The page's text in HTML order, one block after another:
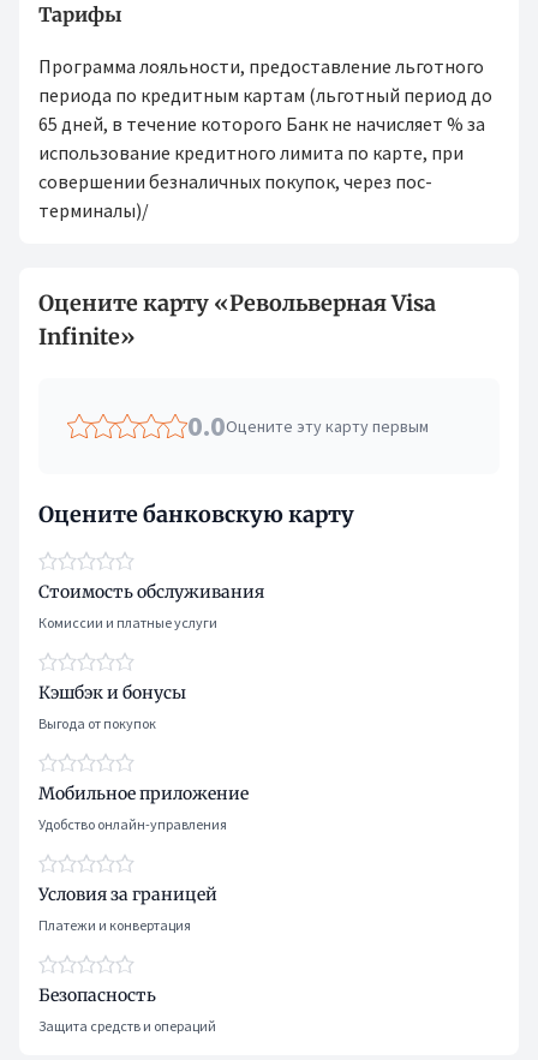
Тарифы
Программа лояльности, предоставление льготного
периода по кредитным картам (льготный период до
65 дней, в течение которого Банк не начисляет % за
использование кредитного лимита по карте, при
совершении безналичных покупок, через пос-
терминалы)/
Оцените карту «Револьверная Visa
Infinite»
0.0Оцените эту карту первым
Оцените банковскую карту
Стоимость обслуживания
Комиссии и платные услуги
Кэшбэк и бонусы
Выгода от покупок
Мобильное приложение
Удобство онлайн-управления
Условия за границей
Платежи и конвертация
Безопасность
Защита средств и операций